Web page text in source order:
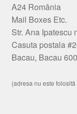
A24 România
Mail Boxes Etc.
Str. Ana Ipatescu
Casuta postala
Bacau, Bacau
(adresa nu este